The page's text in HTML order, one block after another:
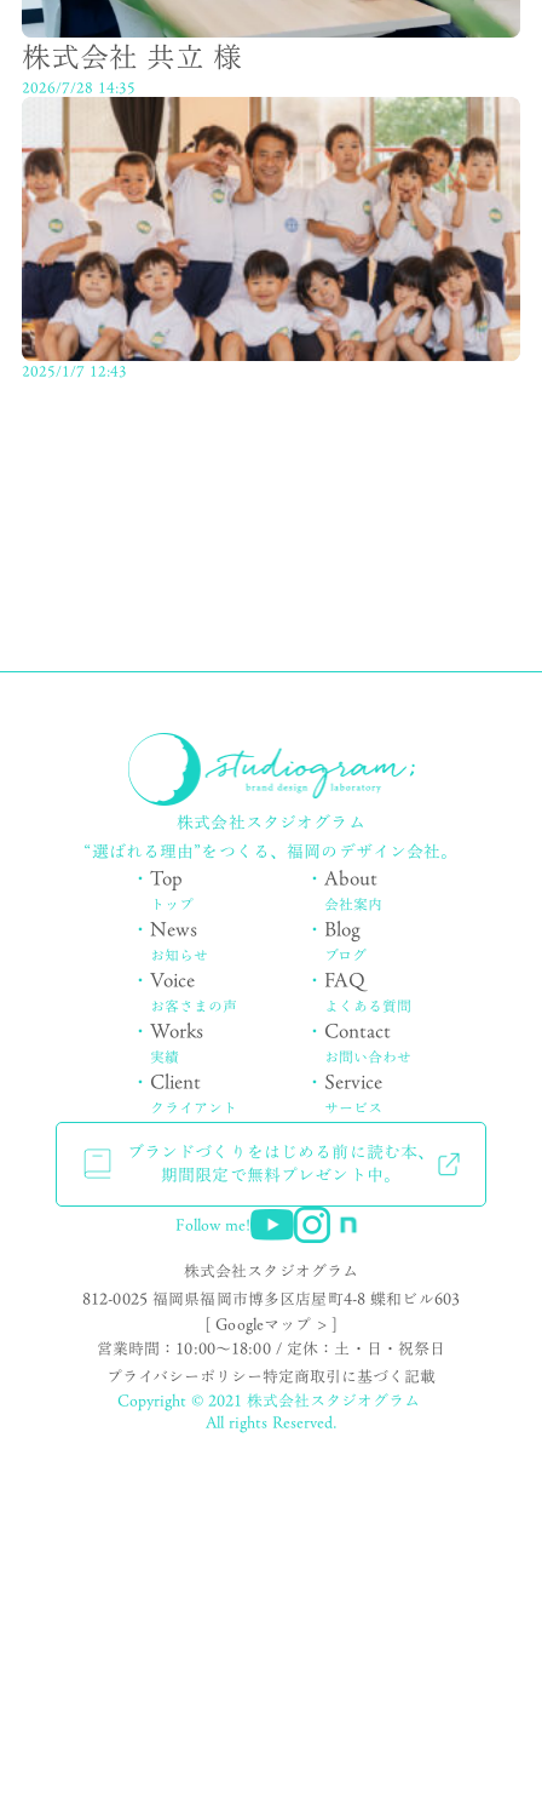
株式会社 共立 様
2026/7/28 14:35
2025/1/7 12:43
株式会社スタジオグラム
“選ばれる理由”をつくる、福岡のデザイン会社。
・Top
トップ
・News
お知らせ
・Voice
お客さまの声
・Works
実績
・ Client
クライアント
・About
会社案内
・ Blog
ブログ
・ FAQ
よくある質問
・ Contact
お問い合わせ
・ Service
サービス
ブランドづくりをはじめる前に読む本、
期間限定で無料プレゼント中。
Follow me!
株式会社スタジオグラム
812-0025 福岡県福岡市博多区店屋町4-8 蝶和ビル603
[ Googleマップ > ]
営業時間：10:00〜18:00 / 定休：土・日・祝祭日
プライバシーポリシー特定商取引に基づく記載
Copyright © 2021 株式会社スタジオグラム
All rights Reserved.